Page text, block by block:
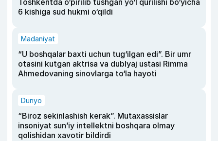
Toshkentda o‘pirilib tushgan yo‘l qurilishi bo‘yicha
6 kishiga sud hukmi o‘qildi
Madaniyat
“U boshqalar baxti uchun tug‘ilgan edi”. Bir umr
otasini kutgan aktrisa va dublyaj ustasi Rimma
Ahmedovaning sinovlarga to‘la hayoti
Dunyo
“Biroz sekinlashish kerak”. Mutaxassislar
insoniyat sun’iy intellektni boshqara olmay
qolishidan xavotir bildirdi